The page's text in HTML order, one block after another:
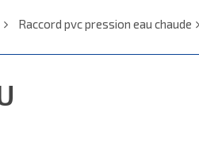
Raccord pvc pression eau chaude